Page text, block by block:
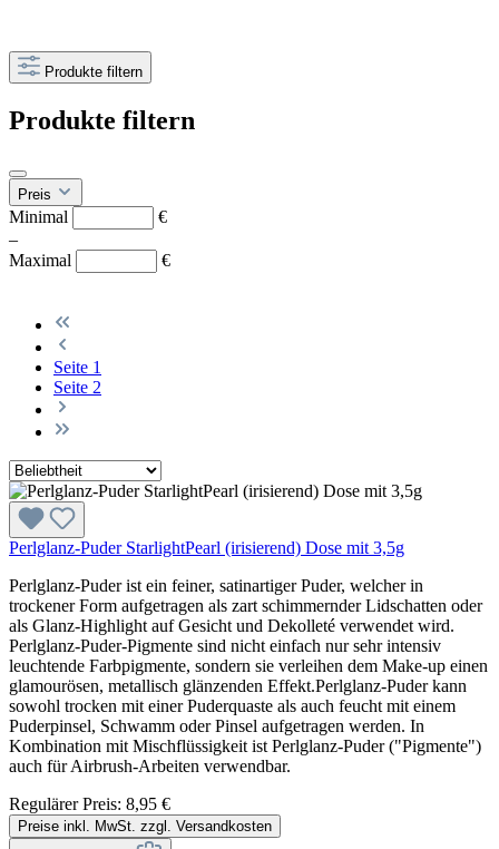
Produkte filtern
Produkte filtern
Preis
Minimal
€
–
Maximal
€
Seite 1
Seite 2
Perlglanz-Puder StarlightPearl (irisierend) Dose mit 3,5g
Perlglanz-Puder ist ein feiner, satinartiger Puder, welcher in
trockener Form aufgetragen als zart schimmernder Lidschatten oder
als Glanz-Highlight auf Gesicht und Dekolleté verwendet wird.
Perlglanz-Puder-Pigmente sind nicht einfach nur sehr intensiv
leuchtende Farbpigmente, sondern sie verleihen dem Make-up einen
glamourösen, metallisch glänzenden Effekt.Perlglanz-Puder kann
sowohl trocken mit einer Puderquaste als auch feucht mit einem
Puderpinsel, Schwamm oder Pinsel aufgetragen werden. In
Kombination mit Mischflüssigkeit ist Perlglanz-Puder ("Pigmente")
auch für Airbrush-Arbeiten verwendbar.
Regulärer Preis: 8,95 €
Preise inkl. MwSt. zzgl. Versandkosten